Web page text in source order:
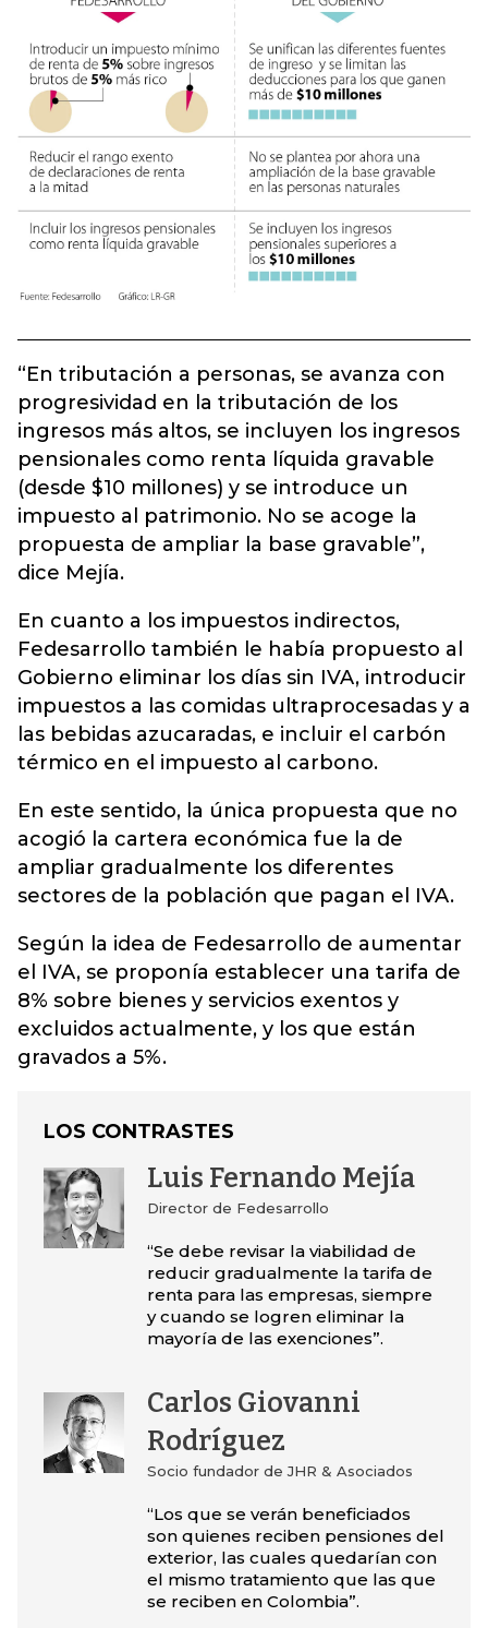
“En tributación a personas, se avanza con
progresividad en la tributación de los
ingresos más altos, se incluyen los ingresos
pensionales como renta líquida gravable
(desde $10 millones) y se introduce un
impuesto al patrimonio. No se acoge la
propuesta de ampliar la base gravable”,
dice Mejía.
En cuanto a los impuestos indirectos,
Fedesarrollo también le había propuesto al
Gobierno eliminar los días sin IVA, introducir
impuestos a las comidas ultraprocesadas y a
las bebidas azucaradas, e incluir el carbón
térmico en el impuesto al carbono.
En este sentido, la única propuesta que no
acogió la cartera económica fue la de
ampliar gradualmente los diferentes
sectores de la población que pagan el IVA.
Según la idea de Fedesarrollo de aumentar
el IVA, se proponía establecer una tarifa de
8% sobre bienes y servicios exentos y
excluidos actualmente, y los que están
gravados a 5%.
LOS CONTRASTES
Luis Fernando Mejía
Director de Fedesarrollo
“Se debe revisar la viabilidad de
reducir gradualmente la tarifa de
renta para las empresas, siempre
y cuando se logren eliminar la
mayoría de las exenciones”.
Carlos Giovanni
Rodríguez
Socio fundador de JHR & Asociados
“Los que se verán beneficiados
son quienes reciben pensiones del
exterior, las cuales quedarían con
el mismo tratamiento que las que
se reciben en Colombia”.